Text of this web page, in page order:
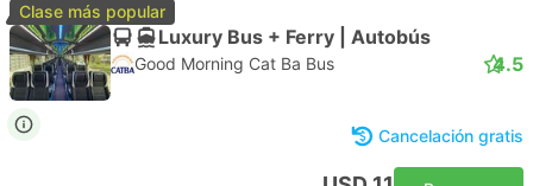
Clase más popular
Luxury Bus + Ferry | Autobús
Good Morning Cat Ba Bus 4.5
Cancelación gratis